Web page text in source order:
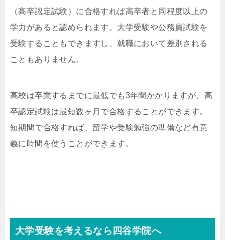
（高卒認定試験）に合格すれば高卒者と同程度以上の
学力があると認められます。大学受験や公務員試験を
受験することもできますし、就職において差別される
こともありません。
高校は卒業するまでに最低でも3年間かかりますが、高
卒認定試験は最短数ヶ月で合格することができます。
短期間で合格すれば、留学や受験勉強の準備など有意
義に時間を使うことができます。
大学受験を考えるなら四谷学院へ